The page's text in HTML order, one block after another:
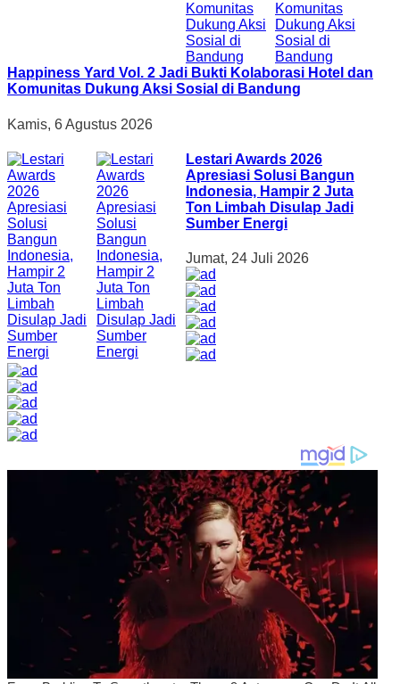
Happiness Yard Vol. 2 Jadi Bukti Kolaborasi Hotel dan
Komunitas Dukung Aksi Sosial di Bandung
Kamis, 6 Agustus 2026
Lestari Awards 2026
Apresiasi Solusi Bangun
Indonesia, Hampir 2 Juta
Ton Limbah Disulap Jadi
Sumber Energi
Jumat, 24 Juli 2026